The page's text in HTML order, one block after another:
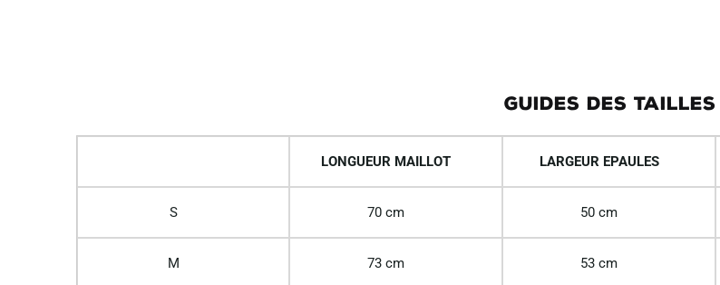
GUIDES DES TAILLES
LONGUEUR MAILLOT LARGEUR EPAULES
S 70 cm 50 cm
M 73 cm 53 cm